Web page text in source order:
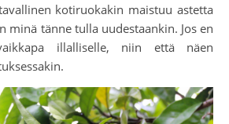
kotiruokakin maistuu astetta
minä tänne tulla uudestaankin. Jos en
illalliselle, niin että näen